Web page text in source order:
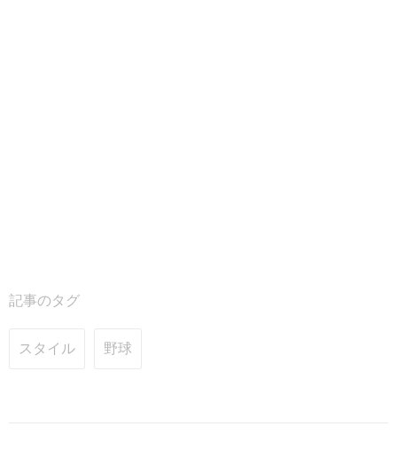
記事のタグ
スタイル 野球